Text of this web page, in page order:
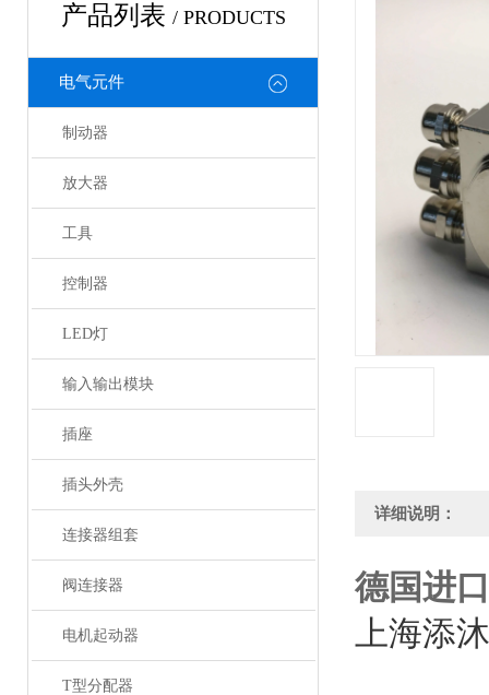
产品列表 / PRODUCTS
电气元件
制动器
放大器
工具
控制器
LED灯
输入输出模块
插座
插头外壳
连接器组套
阀连接器
电机起动器
T型分配器
详细说明：
德国进
上海添